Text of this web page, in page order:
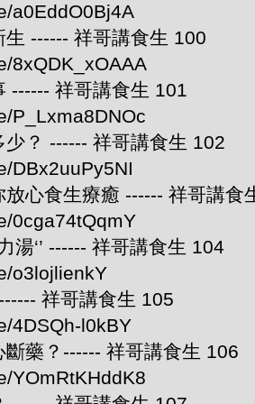
a0EddO0Bj4A
------ 祥哥講食生 100
8xQDK_xOAAA
------ 祥哥講食生 101
P_Lxma8DNOc
？ ------ 祥哥講食生 102
DBx2uuPy5NI
放心食生療癒 ------ 祥哥講食
0cga74tQqmY
湯‘’ ------ 祥哥講食生 104
o3lojlienkY
祥哥講食生 105
4DSQh-l0kBY
藥？------ 祥哥講食生 106
YOmRtKHddK8